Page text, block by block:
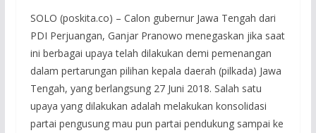
SOLO (poskita.co) – Calon gubernur Jawa Tengah dari
PDI Perjuangan, Ganjar Pranowo menegaskan jika saat
ini berbagai upaya telah dilakukan demi pemenangan
dalam pertarungan pilihan kepala daerah (pilkada) Jawa
Tengah, yang berlangsung 27 Juni 2018. Salah satu
upaya yang dilakukan adalah melakukan konsolidasi
partai pengusung mau pun partai pendukung sampai ke